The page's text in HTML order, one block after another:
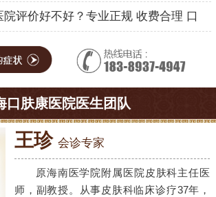
评价好不好？专业正规 收费合理 口
口肤康医院医生团队
王珍 会诊专家
原海南医学院附属医院皮肤科主任医
师，副教授。从事皮肤科临床诊疗37年，